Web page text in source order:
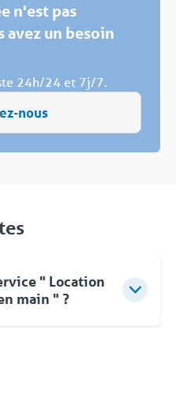
n'est pas
avez un besoin
24h/24 et 7j/7.
nous
" Location
main " ?
pouvez compter sur
flexible et une
et orientée vers les
en service, vous